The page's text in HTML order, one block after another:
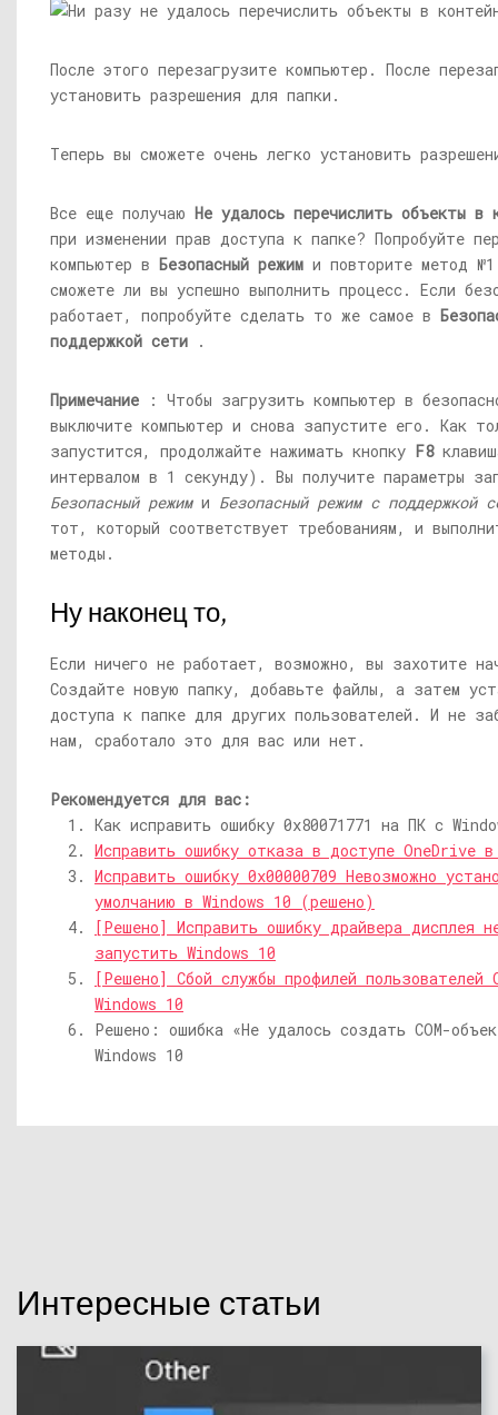
После этого перезагрузите компьютер. После
установить разрешения для папки.
Теперь вы сможете очень легко установить
Все еще получаю Не удалось перечислить объекты в
при изменении прав доступа к папке? Попробуйте
компьютер в Безопасный режим и повторите метод
сможете ли вы успешно выполнить процесс. Если
работает, попробуйте сделать то же самое в
поддержкой сети .
Примечание : Чтобы загрузить компьютер в
выключите компьютер и снова запустите его. Как
запустится, продолжайте нажимать кнопку F8
интервалом в 1 секунду). Вы получите параметры
Безопасный режими Безопасный режим с поддержкой
тот, который соответствует требованиям, и
методы.
Ну наконец то,
Если ничего не работает, возможно, вы захотите
Создайте новую папку, добавьте файлы, а затем
доступа к папке для других пользователей. И не
нам, сработало это для вас или нет.
Рекомендуется для вас:
Как исправить ошибку 0x80071771 на ПК с
Исправить ошибку отказа в доступе OneDrive в
Исправить ошибку 0x00000709 Невозможно
умолчанию в Windows 10 (решено)
[Решено] Исправить ошибку драйвера дисплея
запустить Windows 10
[Решено] Сбой службы профилей пользователей
Windows 10
Решено: ошибка «Не удалось создать COM-
Windows 10
Интересные статьи